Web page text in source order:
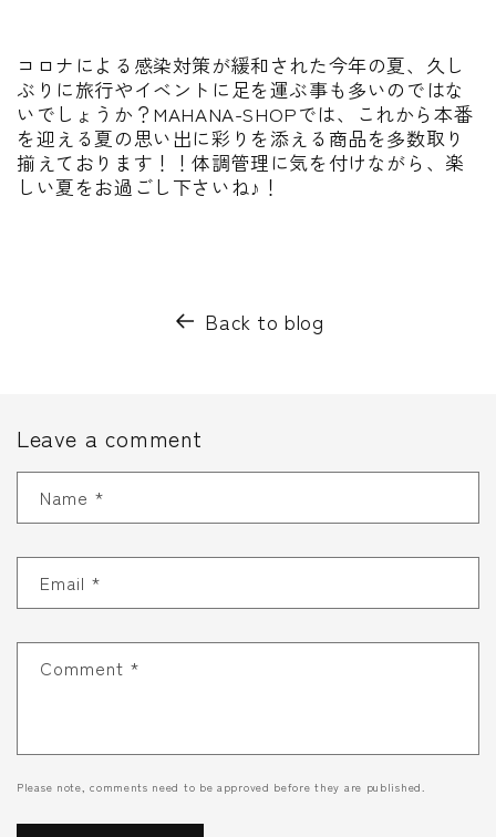
コロナによる感染対策が緩和された今年の夏、久し
ぶりに旅行やイベントに足を運ぶ事も多いのではな
いでしょうか？MAHANA-SHOPでは、これから本番
を迎える夏の思い出に彩りを添える商品を多数取り
揃えております！！体調管理に気を付けながら、楽
しい夏をお過ごし下さいね♪ ！
Back to blog
Leave a comment
Name *
Email *
Comment *
Please note, comments need to be approved before they are published.